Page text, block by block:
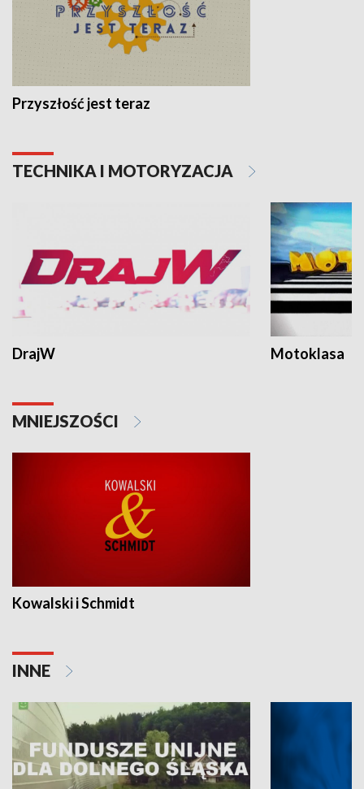
Przyszłość jest teraz
TECHNIKA I MOTORYZACJA
DrajW Motoklasa
MNIEJSZOŚCI
Kowalski i Schmidt
INNE